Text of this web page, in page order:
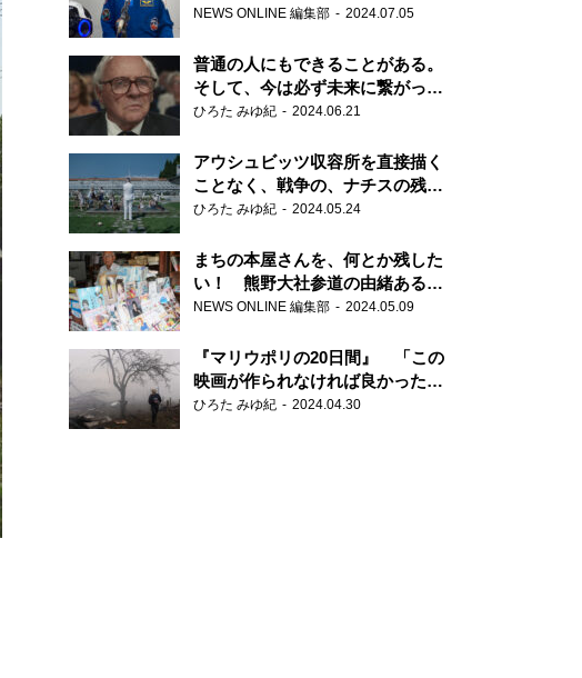
独インタビュー
NEWS ONLINE 編集部 2024.07.05
普通の人にもできることがある。
そして、今は必ず未来に繋がって
いく……『ONE LIFE 奇跡が繋い
ひろた みゆ紀 2024.06.21
アウシュビッツ収容所を直接描く
ことなく、戦争の、ナチスの残虐
さが見える映画 『関心領域』
ひろた みゆ紀 2024.05.24
まちの本屋さんを、何とか残した
い！ 熊野大社参道の由緒ある書
店・三代目の強い思い
NEWS ONLINE 編集部 2024.05.09
『マリウポリの20日間』 「この
映画が作られなければ良かった」
と語る監督
ひろた みゆ紀 2024.04.30